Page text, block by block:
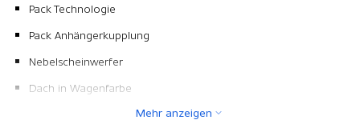
Pack Technologie
Pack Anhängerkupplung
Nebelscheinwerfer
Dach in Wagenfarbe
Mehr anzeigen